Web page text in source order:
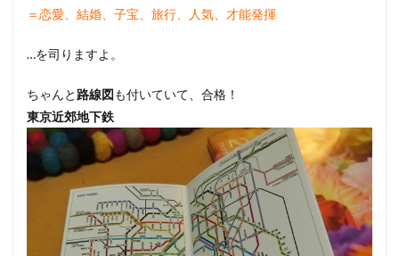
＝恋愛、結婚、子宝、旅行、人気、才能発揮
…を司りますよ。
ちゃんと 路線図も付いていて、合格！
東京近郊地下鉄